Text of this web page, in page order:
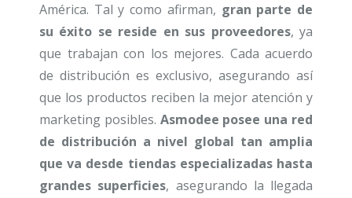
América. Tal y como afirman, gran parte de
su éxito se reside en sus proveedores, ya
que trabajan con los mejores. Cada acuerdo
de distribución es exclusivo, asegurando así
que los productos reciben la mejor atención y
marketing posibles. Asmodee posee una red
de distribución a nivel global tan amplia
que va desde tiendas especializadas hasta
grandes superficies, asegurando la llegada